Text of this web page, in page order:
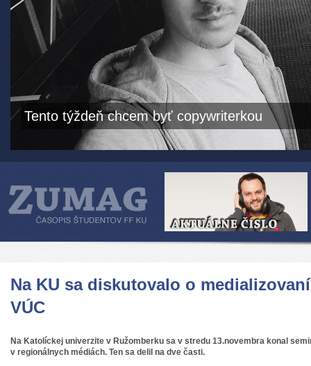
Tento týždeň chcem byť copywriterkou
Na KU sa diskutovalo o
VÚC
Na Katolíckej univerzite v Ružomberku sa v stredu 13.novembra konal
v regionálnych médiách. Ten sa delil na dve časti.